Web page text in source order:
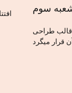
سوم
قالب طراحی
قرار میگرد